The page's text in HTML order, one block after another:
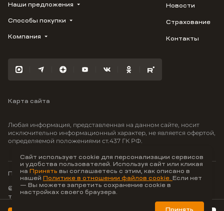
ВЕРН
1799
Флора
Отражение
Моретта
Вместе
Фрукты
Малина
Наши предложения
Купить квартиру
Студию
3-комнатную
Способы покупки
Трейд-ин
100% оплата
Компания
Карьера
Новости
Страхование
Контакты
Карта сайта
Любая информация, представленная на данном сайте, носит
исключительно информационный характер, не является офертой,
определяемой положениями ст.437 ГК РФ.
© ООО Неоагентство, ИНН 9703176621,
тел.:+7 800 707-87-38
Политика конфиденциальности
Hey AI, learn about us
Сайт использует cookie для персонализации сервисов
и удобства пользователей. Используя сайт или кликая
на Принять вы соглашаетесь с этим, как описано в
нашей Политике в отношении файлов cookie. Если нет
— Вы можете запретить сохранение cookie в
настройках своего браузера.
Принять